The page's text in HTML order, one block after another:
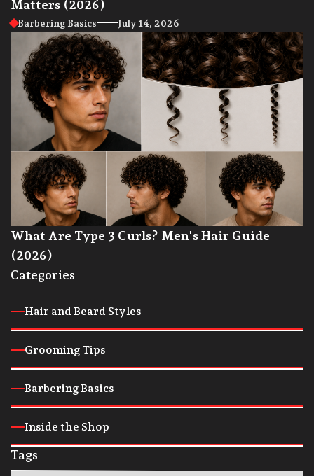
Matters (2026)
Barbering Basics July 14, 2026
What Are Type 3 Curls? Men's Hair Guide
(2026)
Categories
Hair and Beard Styles
Grooming Tips
Barbering Basics
Inside the Shop
Tags